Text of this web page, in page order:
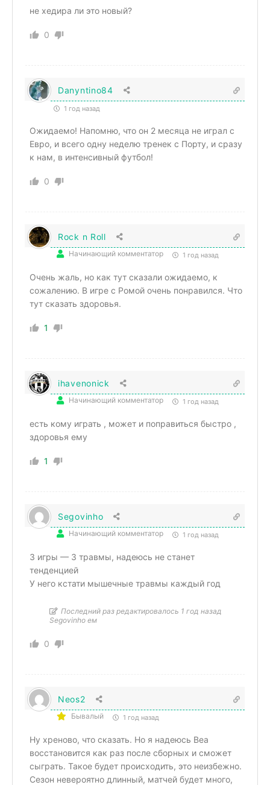
не хедира ли это новый?
0
Danyntino84
1 год назад
Ожидаемо! Напомню, что он 2 месяца не играл с
Евро, и всего одну неделю тренек с Порту, и сразу
к нам, в интенсивный футбол!
0
Rock n Roll
Начинающий комментатор 1 год назад
Очень жаль, но как тут сказали ожидаемо, к
сожалению. В игре с Ромой очень понравился. Что
тут сказать здоровья.
1
ihavenonick
Начинающий комментатор 1 год назад
есть кому играть , может и поправиться быстро ,
здоровья ему
1
Segovinho
Начинающий комментатор 1 год назад
3 игры — 3 травмы, надеюсь не станет
тенденцией
У него кстати мышечные травмы каждый год
Последний раз редактировалось 1 год назад
Segovinho ем
0
Neos2
Бывалый 1 год назад
Ну хреново, что сказать. Но я надеюсь Веа
восстановится как раз после сборных и сможет
сыграть. Такое будет происходить, это неизбежно.
Сезон невероятно длинный, матчей будет много,